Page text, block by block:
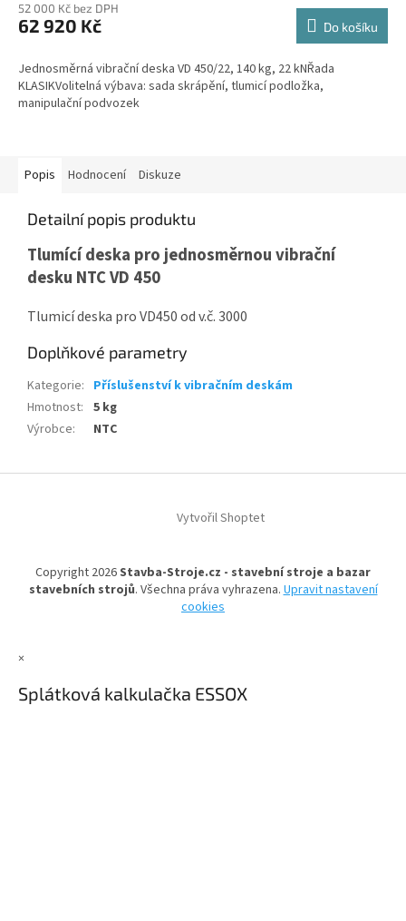
52 000 Kč bez DPH
62 920 Kč Do košíku
Jednosměrná vibrační deska VD 450/22, 140 kg, 22 kNŘada
KLASIKVolitelná výbava: sada skrápění, tlumicí podložka,
manipulační podvozek
Popis Hodnocení Diskuze
Detailní popis produktu
Tlumící deska pro jednosměrnou vibrační
desku NTC VD 450
Tlumicí deska pro VD450 od v.č. 3000
Doplňkové parametry
Kategorie: Příslušenství k vibračním deskám
Hmotnost: 5 kg
Výrobce: NTC
Vytvořil Shoptet
Copyright 2026Stavba-Stroje.cz - stavební stroje a bazar
stavebních strojů. Všechna práva vyhrazena.Upravit nastavení
cookies
×
Splátková kalkulačka ESSOX